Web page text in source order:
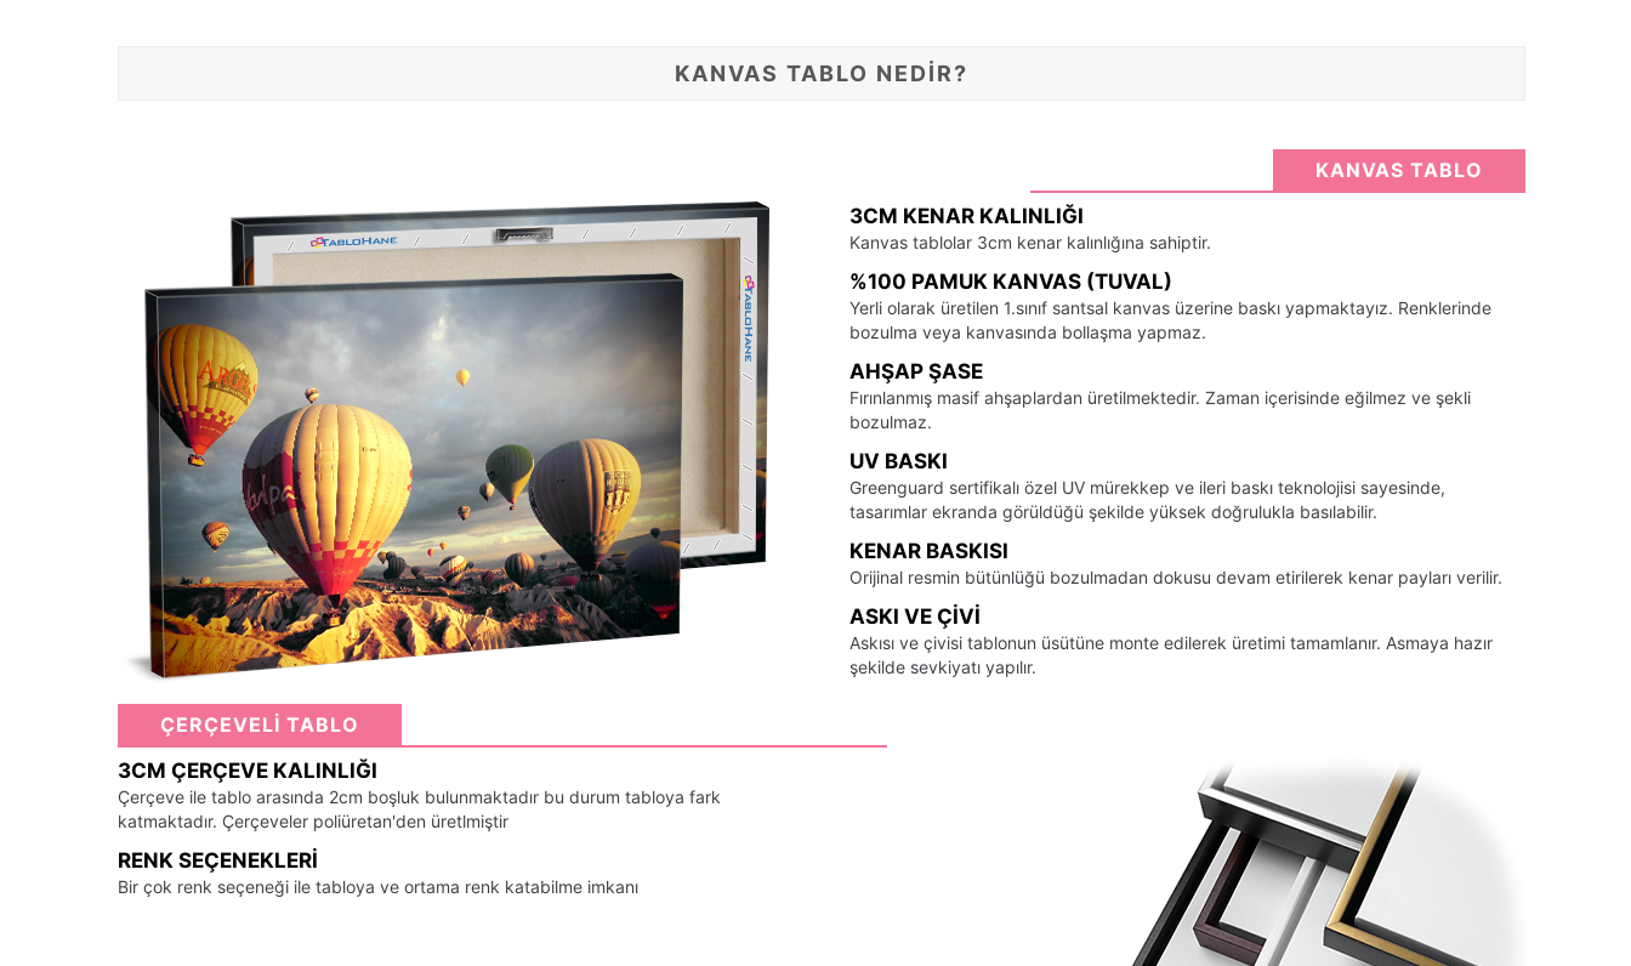
KANVAS TABLO NEDİR?
KANVAS TABLO
3CM KENAR KALINLIĞI
Kanvas tablolar 3cm kenar kalınlığına sahiptir.
%100 PAMUK KANVAS (TUVAL)
Yerli olarak üretilen 1.sınıf santsal kanvas üzerine baskı yapmaktayız. Renklerinde
bozulma veya kanvasında bollaşma yapmaz.
AHŞAP ŞASE
Fırınlanmış masif ahşaplardan üretilmektedir. Zaman içerisinde eğilmez ve şekli
bozulmaz.
UV BASKI
Greenguard sertifikalı özel UV mürekkep ve ileri baskı teknolojisi sayesinde,
tasarımlar ekranda görüldüğü şekilde yüksek doğrulukla basılabilir.
KENAR BASKISI
Orijinal resmin bütünlüğü bozulmadan dokusu devam etirilerek kenar payları verilir.
ASKI VE ÇIVI
Askısı ve çivisi tablonun üsütüne monte edilerek üretimi tamamlanır. Asmaya hazır
şekilde sevkiyatı yapılır.
ÇERÇEVELİ TABLO
3CM ÇERÇEVE KALINLIĞI
Çerçeve ile tablo arasında 2cm boşluk bulunmaktadır bu durum tabloya fark
katmaktadır. Çerçeveler poliüretan'den üretlmiştir
RENK SEÇENEKLERI
Bir çok renk seçeneği ile tabloya ve ortama renk katabilme imkanı